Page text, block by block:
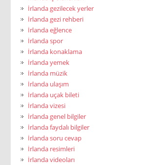
İrlanda gezilecek yerler
İrlanda gezi rehberi
İrlanda eğlence
İrlanda spor
İrlanda konaklama
İrlanda yemek
İrlanda müzik
İrlanda ulaşım
İrlanda uçak bileti
İrlanda vizesi
İrlanda genel bilgiler
İrlanda faydalı bilgiler
İrlanda soru cevap
İrlanda resimleri
İrlanda videoları